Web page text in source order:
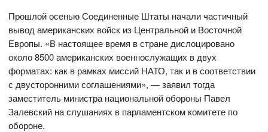
Прошлой осенью Соединенные Штаты начали частичный
вывод американских войск из Центральной и Восточной
Европы. «В настоящее время в стране дислоцировано
около 8500 американских военнослужащих в двух
форматах: как в рамках миссий НАТО, так и в соответствии
с двусторонними соглашениями», — заявил тогда
заместитель министра национальной обороны Павел
Залевский на слушаниях в парламентском комитете по
обороне.